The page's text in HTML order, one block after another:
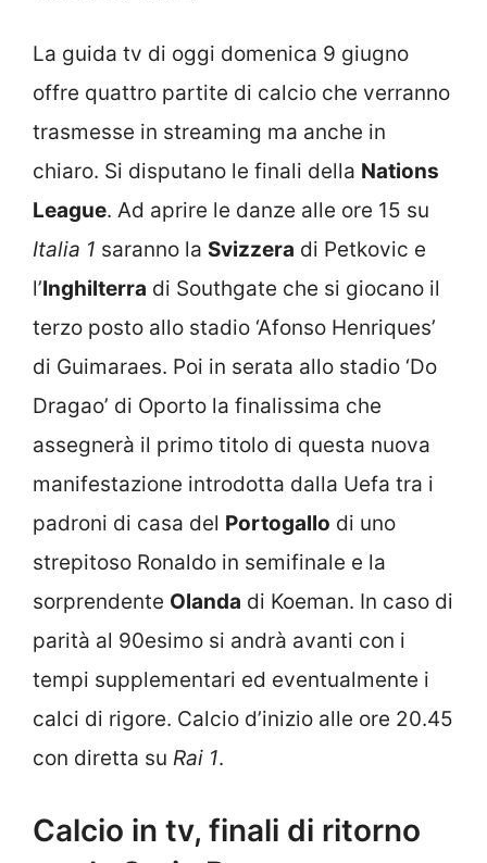
La guida tv di oggi domenica 9 giugno
offre quattro partite di calcio che verranno
trasmesse in streaming ma anche in
chiaro. Si disputano le finali della Nations
League. Ad aprire le danze alle ore 15 su
Italia 1 saranno la Svizzera di Petkovic e
l’Inghilterra di Southgate che si giocano il
terzo posto allo stadio ‘Afonso Henriques’
di Guimaraes. Poi in serata allo stadio ‘Do
Dragao’ di Oporto la finalissima che
assegnerà il primo titolo di questa nuova
manifestazione introdotta dalla Uefa tra i
padroni di casa del Portogallo di uno
strepitoso Ronaldo in semifinale e la
sorprendente Olanda di Koeman. In caso di
parità al 90esimo si andrà avanti con i
tempi supplementari ed eventualmente i
calci di rigore. Calcio d’inizio alle ore 20.45
con diretta su Rai 1.
Calcio in tv, finali di ritorno